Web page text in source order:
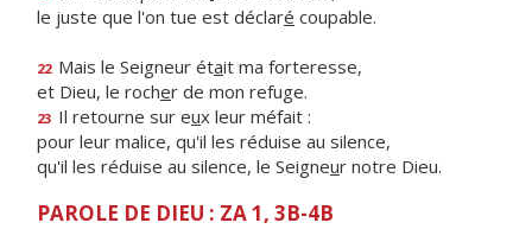
le juste que l'on tue est déclaré coupable.
22 Mais le Seigneur était ma forteresse,
et Dieu, le rocher de mon refuge.
23 Il retourne sur eux leur méfait :
pour leur malice, qu'il les réduise au silence,
qu'il les réduise au silence, le Seigneur notre Dieu.
PAROLE DE DIEU : ZA 1, 3B-4B